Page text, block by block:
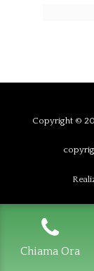
Copyright ©
Chiama Ora